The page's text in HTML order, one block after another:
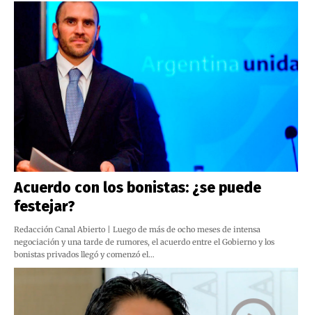
Acuerdo con los bonistas: ¿se puede
festejar?
Redacción Canal Abierto | Luego de más de ocho meses de intensa
negociación y una tarde de rumores, el acuerdo entre el Gobierno y los
bonistas privados llegó y comenzó el…